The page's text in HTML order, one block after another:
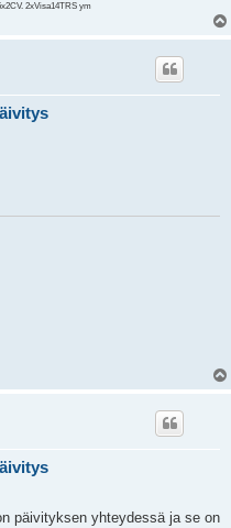
2xVisa14TRS ym
päivityksen yhteydessä ja se on